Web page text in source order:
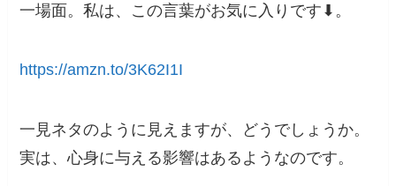
一場面。私は、この言葉がお気に入りです⬇︎。
https://amzn.to/3K62I1I
一見ネタのように見えますが、どうでしょうか。
実は、心身に与える影響はあるようなのです。